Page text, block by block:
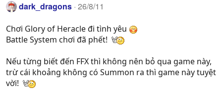
dark_dragons 26/8/11
Chơi Glory of Heracle đi tình yêu
Battle System chơi đã phết!
Nếu từng biết đến FFX thì không nên bỏ qua game này,
trừ cái khoảng không có Summon ra thì game này tuyệt
vời!